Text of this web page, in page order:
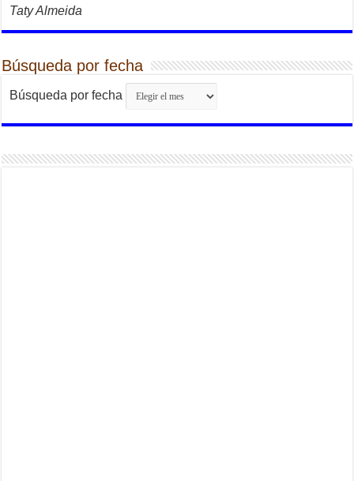
Taty Almeida
Búsqueda por fecha
Búsqueda por fecha